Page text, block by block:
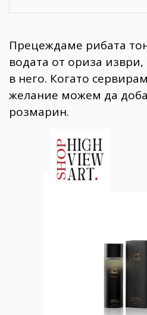
Прецеждаме рибата
водата от ориза
в него. Когато
желание можем да
розмарин.